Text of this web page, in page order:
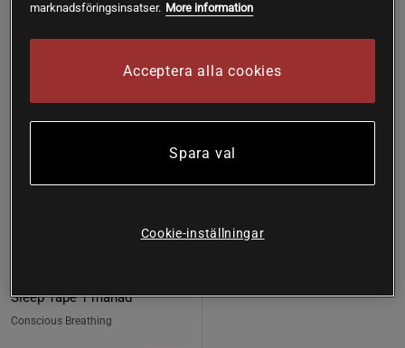
Sleep Tape 1 månad
Conscious Breathing
marknadsföringsinsatser. More information
Acceptera alla cookies
Spara val
Cookie-inställningar